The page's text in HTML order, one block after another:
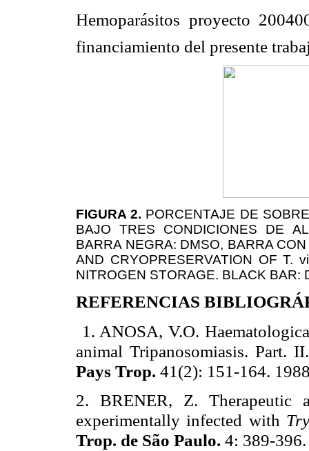
Hemoparásitos  proyecto
financiamiento del presente
FIGURA 2. PORCENTAJE DE
BAJO TRES CONDICIONES DE
BARRA NEGRA: DMSO, BARRA
AND CRYOPRESERVATION OF T.
NITROGEN STORAGE. BLACK BAR:
REFERENCIAS
1. ANOSA, V.O.
animalTripanosomiasis. Part.
Pays Trop. 41(2): 151-164.
2. BRENER, Z.
experimentally infected with
Trop. de São Paulo. 4: 389-